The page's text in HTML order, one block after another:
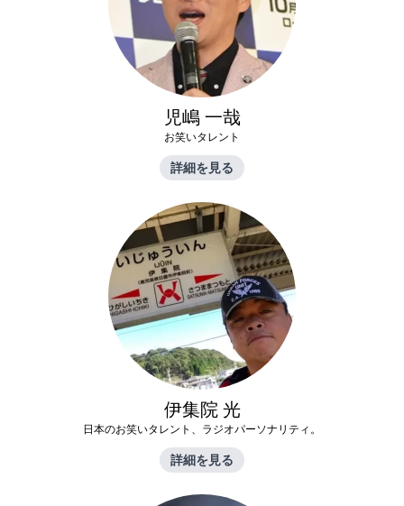
児嶋 一哉
お笑いタレント
詳細を見る
伊集院 光
日本のお笑いタレント、ラジオパーソナリティ。
詳細を見る